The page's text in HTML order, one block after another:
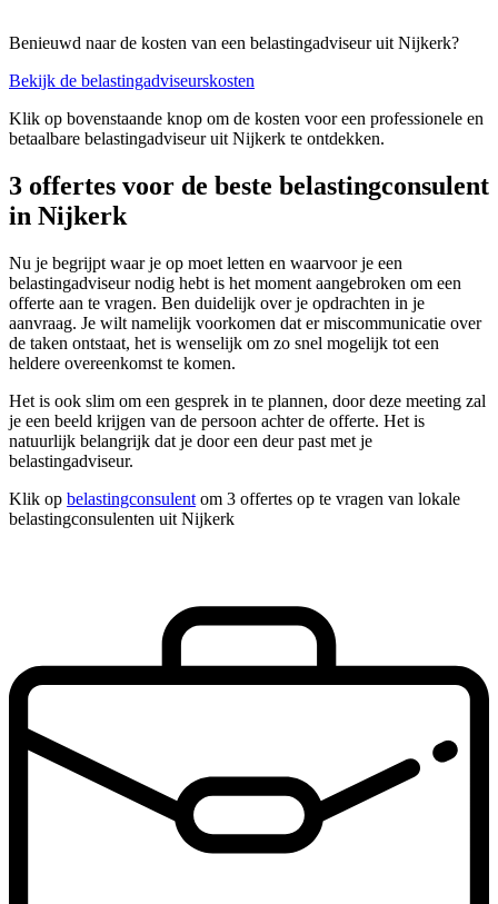
Benieuwd naar de kosten van een belastingadviseur uit Nijkerk?
Bekijk de belastingadviseurskosten
Klik op bovenstaande knop om de kosten voor een professionele en
betaalbare belastingadviseur uit Nijkerk te ontdekken.
3 offertes voor de beste belastingconsulent
in Nijkerk
Nu je begrijpt waar je op moet letten en waarvoor je een
belastingadviseur nodig hebt is het moment aangebroken om een
offerte aan te vragen. Ben duidelijk over je opdrachten in je
aanvraag. Je wilt namelijk voorkomen dat er miscommunicatie over
de taken ontstaat, het is wenselijk om zo snel mogelijk tot een
heldere overeenkomst te komen.
Het is ook slim om een gesprek in te plannen, door deze meeting zal
je een beeld krijgen van de persoon achter de offerte. Het is
natuurlijk belangrijk dat je door een deur past met je
belastingadviseur.
Klik op belastingconsulent om 3 offertes op te vragen van lokale
belastingconsulenten uit Nijkerk